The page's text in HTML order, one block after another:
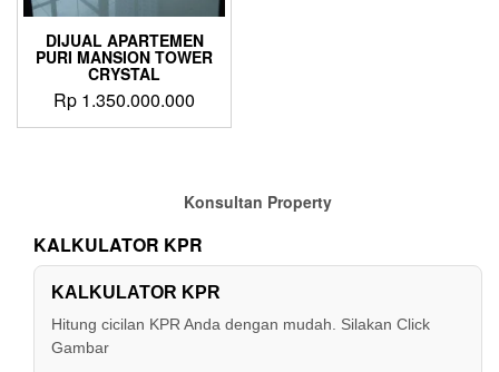
DIJUAL APARTEMEN
PURI MANSION TOWER
CRYSTAL
Rp 1.350.000.000
Konsultan Property
KALKULATOR KPR
KALKULATOR KPR
Hitung cicilan KPR Anda dengan mudah. Silakan Click
Gambar